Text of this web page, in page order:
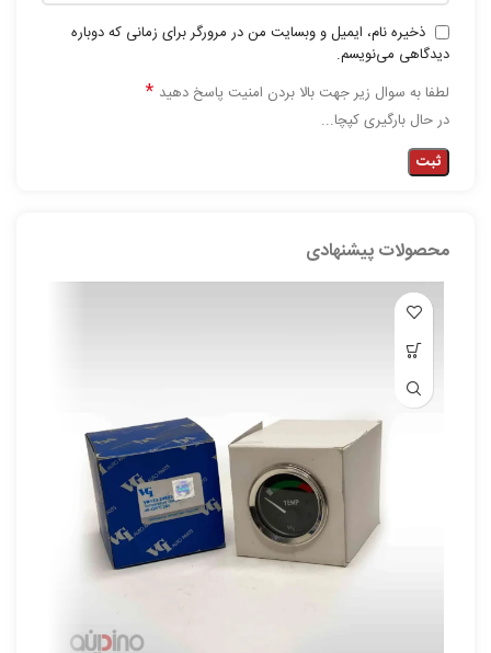
ذخیره نام، ایمیل و وبسایت من در مرورگر برای زمانی که دوباره
دیدگاهی می‌نویسم.
لطفا به سوال زیر جهت بالا بردن امنیت پاسخ دهید *
در حال بارگیری کپچا...
محصولات پیشنهادی